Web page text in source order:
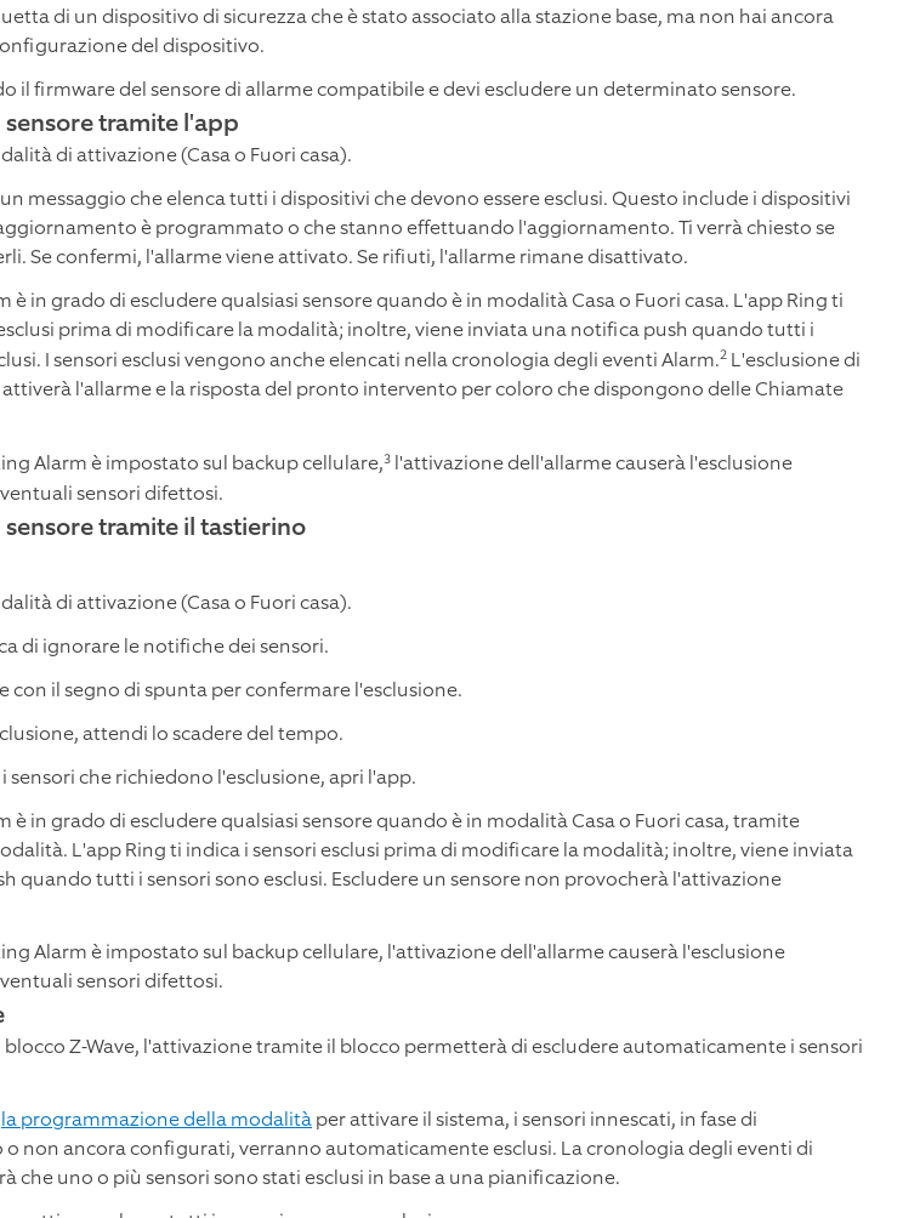
di un dispositivo di sicurezza che è stato associato alla stazione base, ma non hai ancora
del dispositivo.
il firmware del sensore di allarme compatibile e devi escludere un determinato sensore.
sensore tramite l'app
di attivazione (Casa o Fuori casa).
messaggio che elenca tutti i dispositivi che devono essere esclusi. Questo include i dispositivi
è programmato o che stanno effettuando l'aggiornamento. Ti verrà chiesto se
Se confermi, l'allarme viene attivato. Se rifiuti, l'allarme rimane disattivato.
è in grado di escludere qualsiasi sensore quando è in modalità Casa o Fuori casa. L'app Ring ti
prima di modificare la modalità; inoltre, viene inviata una notifica push quando tutti i
I sensori esclusi vengono anche elencati nella cronologia degli eventi Alarm.2 L'esclusione di
l'allarme e la risposta del pronto intervento per coloro che dispongono delle Chiamate
Alarm è impostato sul backup cellulare,3 l'attivazione dell'allarme causerà l'esclusione
sensori difettosi.
sensore tramite il tastierino
di attivazione (Casa o Fuori casa).
di ignorare le notifiche dei sensori.
con il segno di spunta per confermare l'esclusione.
attendi lo scadere del tempo.
sensori che richiedono l'esclusione, apri l'app.
è in grado di escludere qualsiasi sensore quando è in modalità Casa o Fuori casa, tramite
L'app Ring ti indica i sensori esclusi prima di modificare la modalità; inoltre, viene inviata
quando tutti i sensori sono esclusi. Escludere un sensore non provocherà l'attivazione
Alarm è impostato sul backup cellulare, l'attivazione dell'allarme causerà l'esclusione
sensori difettosi.
blocco Z-Wave, l'attivazione tramite il blocco permetterà di escludere automaticamente i sensori
la programmazione della modalitàper attivare il sistema, i sensori innescati, in fase di
non ancora configurati, verranno automaticamente esclusi. La cronologia degli eventi di
che uno o più sensori sono stati esclusi in base a una pianificazione.